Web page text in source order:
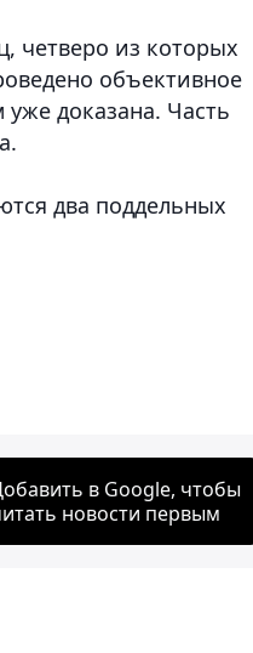
четверо из которых
объективное
доказана. Часть
два поддельных
в Google, чтобы
новости первым